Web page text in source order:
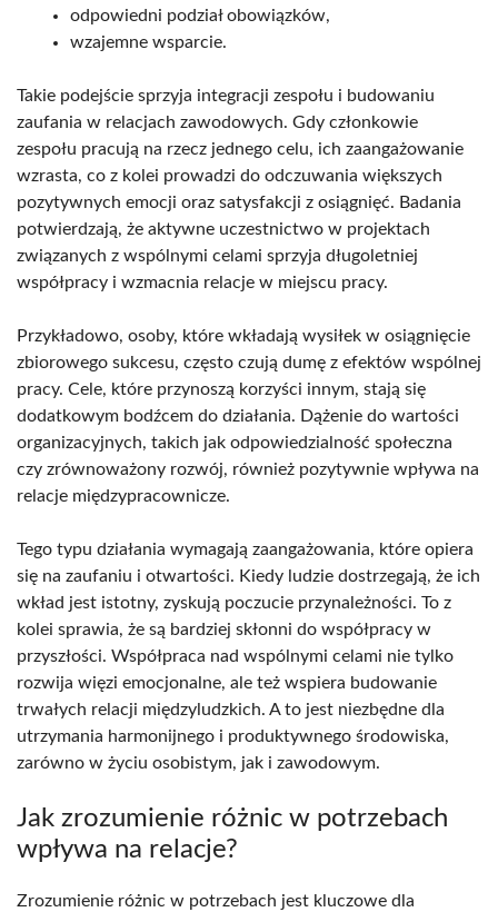
odpowiedni podział obowiązków,
wzajemne wsparcie.
Takie podejście sprzyja integracji zespołu i budowaniu
zaufania w relacjach zawodowych. Gdy członkowie
zespołu pracują na rzecz jednego celu, ich zaangażowanie
wzrasta, co z kolei prowadzi do odczuwania większych
pozytywnych emocji oraz satysfakcji z osiągnięć. Badania
potwierdzają, że aktywne uczestnictwo w projektach
związanych z wspólnymi celami sprzyja długoletniej
współpracy i wzmacnia relacje w miejscu pracy.
Przykładowo, osoby, które wkładają wysiłek w osiągnięcie
zbiorowego sukcesu, często czują dumę z efektów wspólnej
pracy. Cele, które przynoszą korzyści innym, stają się
dodatkowym bodźcem do działania. Dążenie do wartości
organizacyjnych, takich jak odpowiedzialność społeczna
czy zrównoważony rozwój, również pozytywnie wpływa na
relacje międzypracownicze.
Tego typu działania wymagają zaangażowania, które opiera
się na zaufaniu i otwartości. Kiedy ludzie dostrzegają, że ich
wkład jest istotny, zyskują poczucie przynależności. To z
kolei sprawia, że są bardziej skłonni do współpracy w
przyszłości. Współpraca nad wspólnymi celami nie tylko
rozwija więzi emocjonalne, ale też wspiera budowanie
trwałych relacji międzyludzkich. A to jest niezbędne dla
utrzymania harmonijnego i produktywnego środowiska,
zarówno w życiu osobistym, jak i zawodowym.
Jak zrozumienie różnic w potrzebach
wpływa na relacje?
Zrozumienie różnic w potrzebach jest kluczowe dla